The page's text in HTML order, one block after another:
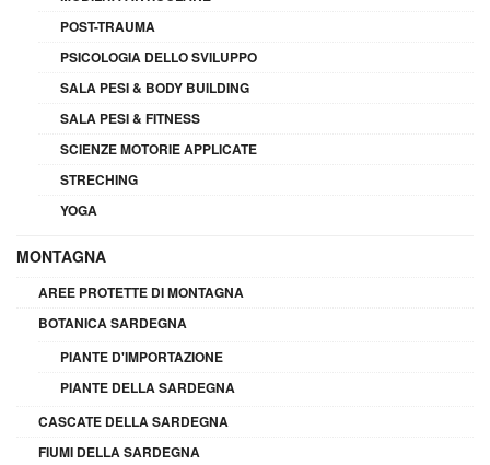
POST-TRAUMA
PSICOLOGIA DELLO SVILUPPO
SALA PESI & BODY BUILDING
SALA PESI & FITNESS
SCIENZE MOTORIE APPLICATE
STRECHING
YOGA
MONTAGNA
AREE PROTETTE DI MONTAGNA
BOTANICA SARDEGNA
PIANTE D'IMPORTAZIONE
PIANTE DELLA SARDEGNA
CASCATE DELLA SARDEGNA
FIUMI DELLA SARDEGNA